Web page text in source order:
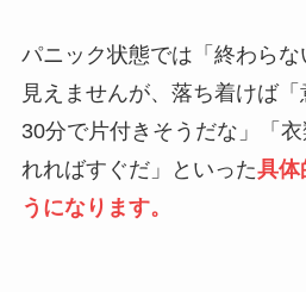
パニック状態では「終わら
見えませんが、落ち着けば
30分で片付きそうだな」「
れればすぐだ」といった具体
うになります。